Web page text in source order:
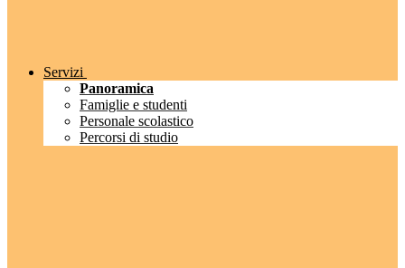
Servizi
Panoramica
Famiglie e studenti
Personale scolastico
Percorsi di studio